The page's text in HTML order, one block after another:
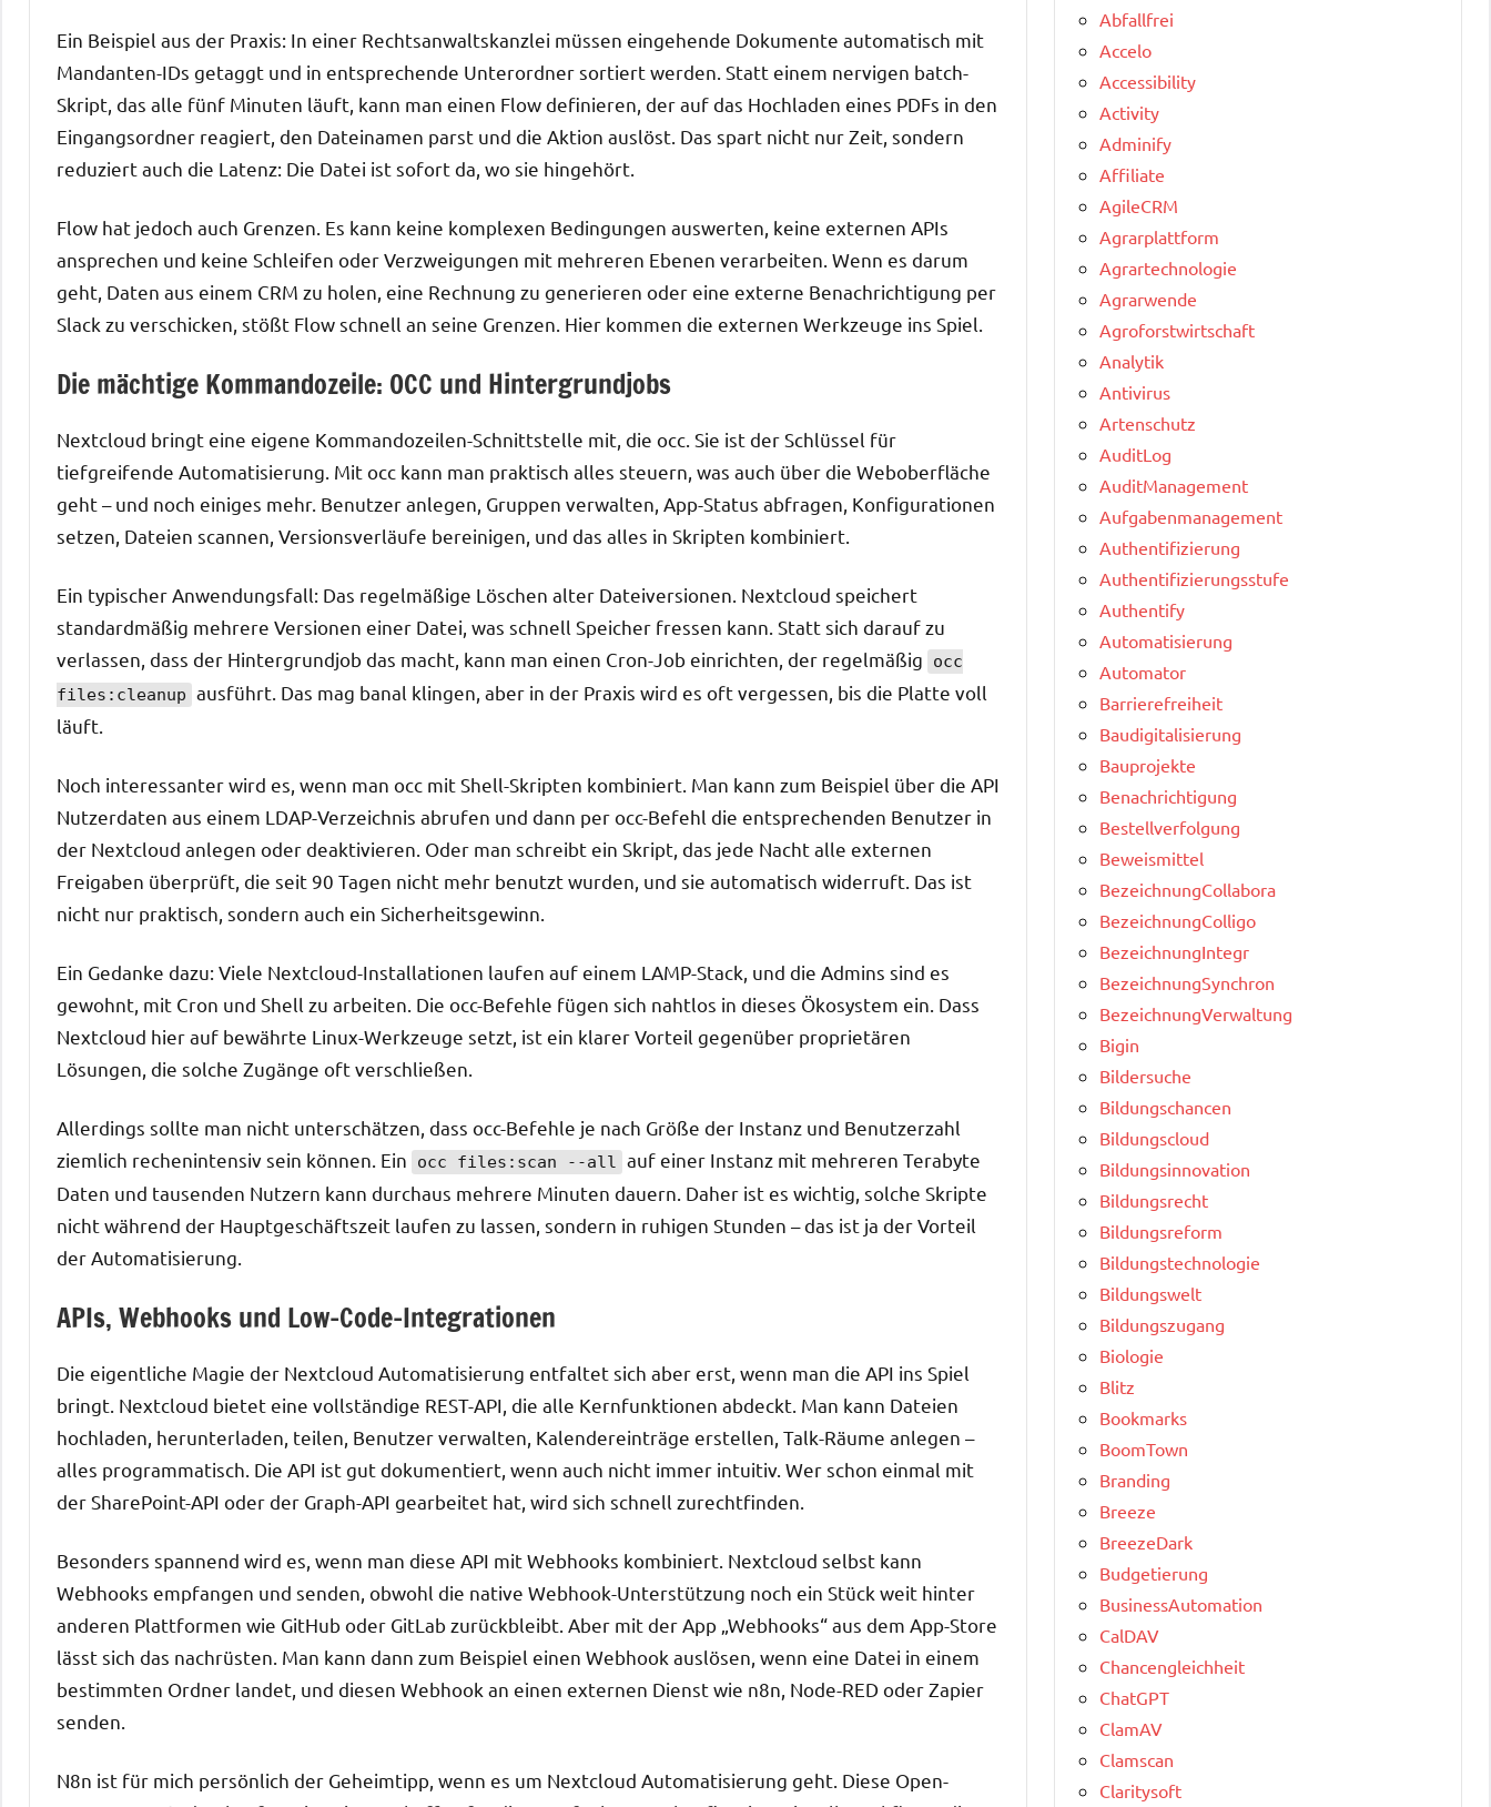
Ein Beispiel aus der Praxis: In einer Rechtsanwaltskanzlei müssen eingehende Dokumente automatisch mit
Mandanten-IDs getaggt und in entsprechende Unterordner sortiert werden. Statt einem nervigen batch-
Skript, das alle fünf Minuten läuft, kann man einen Flow definieren, der auf das Hochladen eines PDFs in den
Eingangsordner reagiert, den Dateinamen parst und die Aktion auslöst. Das spart nicht nur Zeit, sondern
reduziert auch die Latenz: Die Datei ist sofort da, wo sie hingehört.
Flow hat jedoch auch Grenzen. Es kann keine komplexen Bedingungen auswerten, keine externen APIs
ansprechen und keine Schleifen oder Verzweigungen mit mehreren Ebenen verarbeiten. Wenn es darum
geht, Daten aus einem CRM zu holen, eine Rechnung zu generieren oder eine externe Benachrichtigung per
Slack zu verschicken, stößt Flow schnell an seine Grenzen. Hier kommen die externen Werkzeuge ins Spiel.
Die mächtige Kommandozeile: OCC und Hintergrundjobs
Nextcloud bringt eine eigene Kommandozeilen-Schnittstelle mit, die occ. Sie ist der Schlüssel für
tiefgreifende Automatisierung. Mit occ kann man praktisch alles steuern, was auch über die Weboberfläche
geht – und noch einiges mehr. Benutzer anlegen, Gruppen verwalten, App-Status abfragen, Konfigurationen
setzen, Dateien scannen, Versionsverläufe bereinigen, und das alles in Skripten kombiniert.
Ein typischer Anwendungsfall: Das regelmäßige Löschen alter Dateiversionen. Nextcloud speichert
standardmäßig mehrere Versionen einer Datei, was schnell Speicher fressen kann. Statt sich darauf zu
verlassen, dass der Hintergrundjob das macht, kann man einen Cron-Job einrichten, der regelmäßig
occ
files:cleanup ausführt. Das mag banal klingen, aber in der Praxis wird es oft vergessen, bis die Platte voll
läuft.
Noch interessanter wird es, wenn man occ mit Shell-Skripten kombiniert. Man kann zum Beispiel über die API
Nutzerdaten aus einem LDAP-Verzeichnis abrufen und dann per occ-Befehl die entsprechenden Benutzer in
der Nextcloud anlegen oder deaktivieren. Oder man schreibt ein Skript, das jede Nacht alle externen
Freigaben überprüft, die seit 90 Tagen nicht mehr benutzt wurden, und sie automatisch widerruft. Das ist
nicht nur praktisch, sondern auch ein Sicherheitsgewinn.
Ein Gedanke dazu: Viele Nextcloud-Installationen laufen auf einem LAMP-Stack, und die Admins sind es
gewohnt, mit Cron und Shell zu arbeiten. Die occ-Befehle fügen sich nahtlos in dieses Ökosystem ein. Dass
Nextcloud hier auf bewährte Linux-Werkzeuge setzt, ist ein klarer Vorteil gegenüber proprietären
Lösungen, die solche Zugänge oft verschließen.
Allerdings sollte man nicht unterschätzen, dass occ-Befehle je nach Größe der Instanz und Benutzerzahl
ziemlich rechenintensiv sein können. Ein
occ files:scan --all auf einer Instanz mit mehreren Terabyte
Daten und tausenden Nutzern kann durchaus mehrere Minuten dauern. Daher ist es wichtig, solche Skripte
nicht während der Hauptgeschäftszeit laufen zu lassen, sondern in ruhigen Stunden – das ist ja der Vorteil
der Automatisierung.
APIs, Webhooks und Low-Code-Integrationen
Die eigentliche Magie der Nextcloud Automatisierung entfaltet sich aber erst, wenn man die API ins Spiel
bringt. Nextcloud bietet eine vollständige REST-API, die alle Kernfunktionen abdeckt. Man kann Dateien
hochladen, herunterladen, teilen, Benutzer verwalten, Kalendereinträge erstellen, Talk-Räume anlegen –
alles programmatisch. Die API ist gut dokumentiert, wenn auch nicht immer intuitiv. Wer schon einmal mit
der SharePoint-API oder der Graph-API gearbeitet hat, wird sich schnell zurechtfinden.
Besonders spannend wird es, wenn man diese API mit Webhooks kombiniert. Nextcloud selbst kann
Webhooks empfangen und senden, obwohl die native Webhook-Unterstützung noch ein Stück weit hinter
anderen Plattformen wie GitHub oder GitLab zurückbleibt. Aber mit der App „Webhooks“ aus dem App-Store
lässt sich das nachrüsten. Man kann dann zum Beispiel einen Webhook auslösen, wenn eine Datei in einem
bestimmten Ordner landet, und diesen Webhook an einen externen Dienst wie n8n, Node-RED oder Zapier
senden.
N8n ist für mich persönlich der Geheimtipp, wenn es um Nextcloud Automatisierung geht. Diese Open-
Abfallfrei
Accelo
Accessibility
Activity
Adminify
Affiliate
AgileCRM
Agrarplattform
Agrartechnologie
Agrarwende
Agroforstwirtschaft
Analytik
Antivirus
Artenschutz
AuditLog
AuditManagement
Aufgabenmanagement
Authentifizierung
Authentifizierungsstufe
Authentify
Automatisierung
Automator
Barrierefreiheit
Baudigitalisierung
Bauprojekte
Benachrichtigung
Bestellverfolgung
Beweismittel
BezeichnungCollabora
BezeichnungColligo
BezeichnungIntegr
BezeichnungSynchron
BezeichnungVerwaltung
Bigin
Bildersuche
Bildungschancen
Bildungscloud
Bildungsinnovation
Bildungsrecht
Bildungsreform
Bildungstechnologie
Bildungswelt
Bildungszugang
Biologie
Blitz
Bookmarks
BoomTown
Branding
Breeze
BreezeDark
Budgetierung
BusinessAutomation
CalDAV
Chancengleichheit
ChatGPT
ClamAV
Clamscan
Claritysoft